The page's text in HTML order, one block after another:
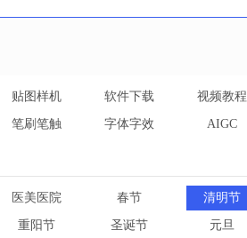
贴图样机 软件下载 视频教程
笔刷笔触 字体字效 AIGC
医美医院 春节 清明节
重阳节 圣诞节 元旦